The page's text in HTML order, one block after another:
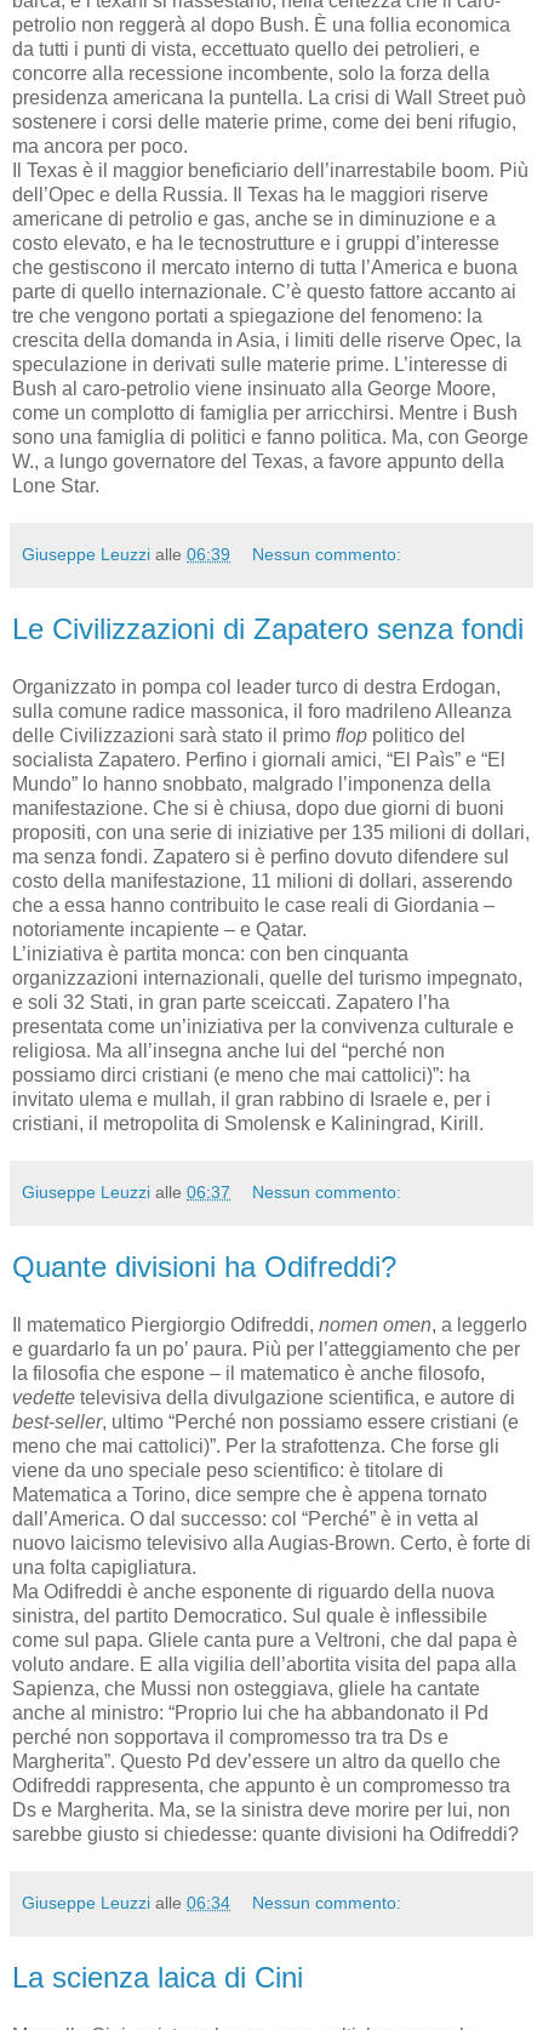
petrolio non reggerà al dopo Bush. È una follia economica
da tutti i punti di vista, eccettuato quello dei petrolieri, e
concorre alla recessione incombente, solo la forza della
presidenza americana la puntella. La crisi di Wall Street può
sostenere i corsi delle materie prime, come dei beni rifugio,
ma ancora per poco.
Il Texas è il maggior beneficiario dell’inarrestabile boom. Più
dell’Opec e della Russia. Il Texas ha le maggiori riserve
americane di petrolio e gas, anche se in diminuzione e a
costo elevato, e ha le tecnostrutture e i gruppi d’interesse
che gestiscono il mercato interno di tutta l’America e buona
parte di quello internazionale. C’è questo fattore accanto ai
tre che vengono portati a spiegazione del fenomeno: la
crescita della domanda in Asia, i limiti delle riserve Opec, la
speculazione in derivati sulle materie prime. L’interesse di
Bush al caro-petrolio viene insinuato alla George Moore,
come un complotto di famiglia per arricchirsi. Mentre i Bush
sono una famiglia di politici e fanno politica. Ma, con George
W., a lungo governatore del Texas, a favore appunto della
Lone Star.
Giuseppe Leuzzi alle 06:39 Nessun commento:
Le Civilizzazioni di Zapatero senza fondi
Organizzato in pompa col leader turco di destra Erdogan,
sulla comune radice massonica, il foro madrileno Alleanza
delle Civilizzazioni sarà stato il primo flop politico del
socialista Zapatero. Perfino i giornali amici, “El Paìs” e “El
Mundo” lo hanno snobbato, malgrado l’imponenza della
manifestazione. Che si è chiusa, dopo due giorni di buoni
propositi, con una serie di iniziative per 135 milioni di dollari,
ma senza fondi. Zapatero si è perfino dovuto difendere sul
costo della manifestazione, 11 milioni di dollari, asserendo
che a essa hanno contribuito le case reali di Giordania –
notoriamente incapiente – e Qatar.
L’iniziativa è partita monca: con ben cinquanta
organizzazioni internazionali, quelle del turismo impegnato,
e soli 32 Stati, in gran parte sceiccati. Zapatero l’ha
presentata come un’iniziativa per la convivenza culturale e
religiosa. Ma all’insegna anche lui del “perché non
possiamo dirci cristiani (e meno che mai cattolici)”: ha
invitato ulema e mullah, il gran rabbino di Israele e, per i
cristiani, il metropolita di Smolensk e Kaliningrad, Kirill.
Giuseppe Leuzzi alle 06:37 Nessun commento:
Quante divisioni ha Odifreddi?
Il matematico Piergiorgio Odifreddi, nomen omen, a leggerlo
e guardarlo fa un po’ paura. Più per l’atteggiamento che per
la filosofia che espone – il matematico è anche filosofo,
vedette televisiva della divulgazione scientifica, e autore di
best-seller, ultimo “Perché non possiamo essere cristiani (e
meno che mai cattolici)”. Per la strafottenza. Che forse gli
viene da uno speciale peso scientifico: è titolare di
Matematica a Torino, dice sempre che è appena tornato
dall’America. O dal successo: col “Perché” è in vetta al
nuovo laicismo televisivo alla Augias-Brown. Certo, è forte di
una folta capigliatura.
Ma Odifreddi è anche esponente di riguardo della nuova
sinistra, del partito Democratico. Sul quale è inflessibile
come sul papa. Gliele canta pure a Veltroni, che dal papa è
voluto andare. E alla vigilia dell’abortita visita del papa alla
Sapienza, che Mussi non osteggiava, gliele ha cantate
anche al ministro: “Proprio lui che ha abbandonato il Pd
perché non sopportava il compromesso tra tra Ds e
Margherita”. Questo Pd dev’essere un altro da quello che
Odifreddi rappresenta, che appunto è un compromesso tra
Ds e Margherita. Ma, se la sinistra deve morire per lui, non
sarebbe giusto si chiedesse: quante divisioni ha Odifreddi?
Giuseppe Leuzzi alle 06:34 Nessun commento:
La scienza laica di Cini